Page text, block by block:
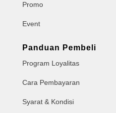
Promo
Event
Panduan Pembeli
Program Loyalitas
Cara Pembayaran
Syarat & Kondisi